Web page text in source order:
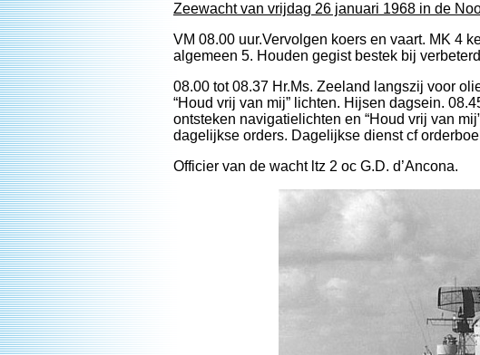
Zeewacht van vrijdag 26 januari 1968 in de
VM 08.00 uur.Vervolgen koers en vaart. MK 4
algemeen 5. Houden gegist bestek bij
08.00 tot 08.37 Hr.Ms. Zeeland langszij voor
“Houd vrij van mij” lichten. Hijsen dagsein.
ontsteken navigatielichten en “Houd vrij van
dagelijkse orders. Dagelijkse dienst cf
Officier van de wacht ltz 2 oc G.D. d’Ancona.